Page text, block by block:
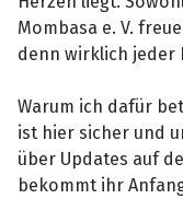
Mombasa e. V.
denn wirklich jeder
Warum ich dafür
ist hier sicher und
über Updates auf
bekommt ihr